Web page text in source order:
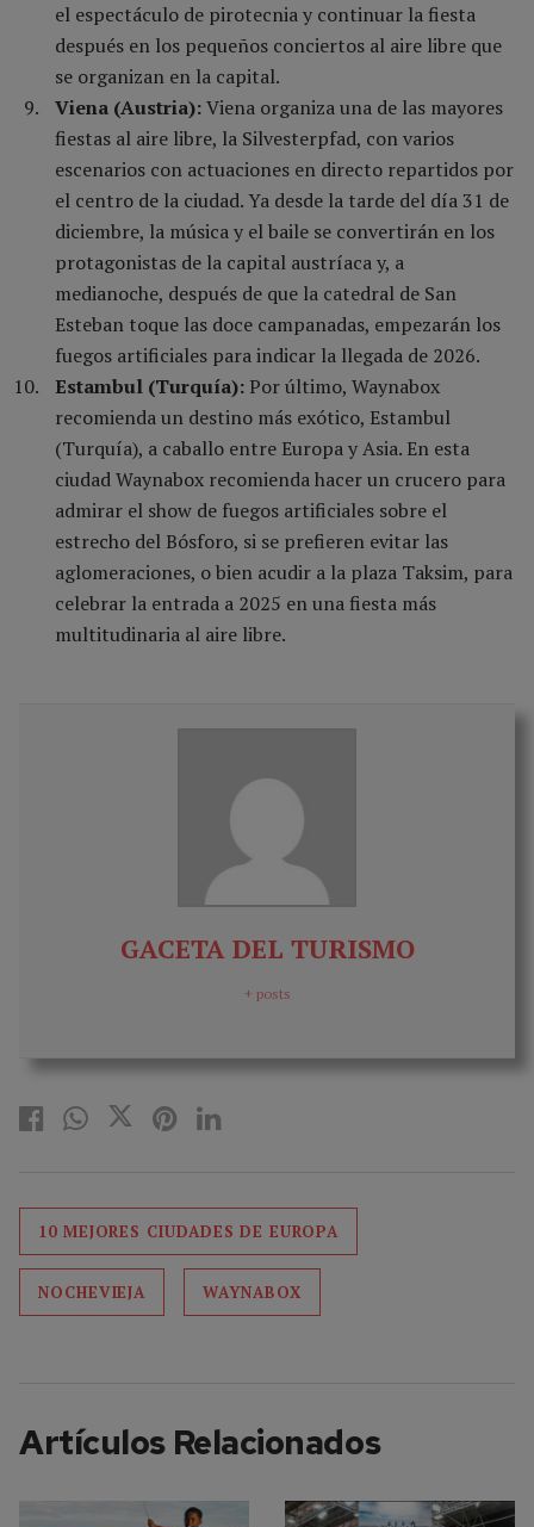
el espectáculo de pirotecnia y continuar la fiesta
después en los pequeños conciertos al aire libre que
se organizan en la capital.
Viena (Austria):Viena organiza una de las mayores
fiestas al aire libre, la Silvesterpfad, con varios
escenarios con actuaciones en directo repartidos por
el centro de la ciudad. Ya desde la tarde del día 31 de
diciembre, la música y el baile se convertirán en los
protagonistas de la capital austríaca y, a
medianoche, después de que la catedral de San
Esteban toque las doce campanadas, empezarán los
fuegos artificiales para indicar la llegada de 2026.
Estambul (Turquía): Por último, Waynabox
recomienda un destino más exótico, Estambul
(Turquía), a caballo entre Europa y Asia. En esta
ciudad Waynabox recomienda hacer un crucero para
admirar el show de fuegos artificiales sobre el
estrecho del Bósforo, si se prefieren evitar las
aglomeraciones, o bien acudir a la plaza Taksim, para
celebrar la entrada a 2025 en una fiesta más
multitudinaria al aire libre.
GACETA DEL TURISMO
+ posts
10 MEJORES CIUDADES DE EUROPA
NOCHEVIEJA WAYNABOX
Artículos Relacionados